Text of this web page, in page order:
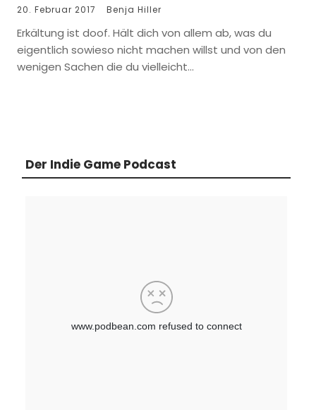
20. Februar 2017 Benja Hiller
Erkältung ist doof. Hält dich von allem ab, was du
eigentlich sowieso nicht machen willst und von den
wenigen Sachen die du vielleicht…
Der Indie Game Podcast